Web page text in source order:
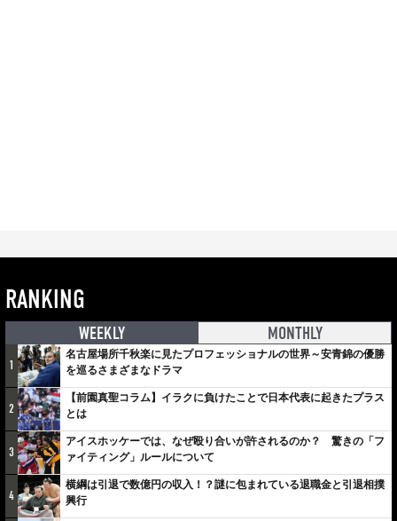
RANKING
WEEKLY MONTHLY
1
名古屋場所千秋楽に見たプロフェッショナルの世界～安青錦の優勝
を巡るさまざまなドラマ
2
【前園真聖コラム】イラクに負けたことで日本代表に起きたプラス
とは
3
アイスホッケーでは、なぜ殴り合いが許されるのか？ 驚きの「フ
ァイティング」ルールについて
4
横綱は引退で数億円の収入！？謎に包まれている退職金と引退相撲
興行